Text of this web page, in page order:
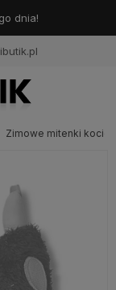
dnia!
Zimowe mitenki kocie